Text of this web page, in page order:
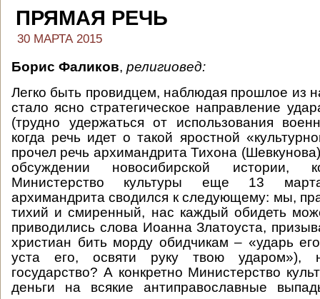
ПРЯМАЯ РЕЧЬ
30 МАРТА 2015
Борис Фаликов, религиовед:
Легко быть провидцем, наблюдая прошлое из
стало ясно стратегическое направление
(трудно удержаться от использования
когда речь идет о такой яростной
прочел речь архимандрита Тихона
обсуждении новосибирской истории,
Министерство культуры еще 13
архимандрита сводился к следующему: мы,
тихий и смиренный, нас каждый обидеть
приводились слова Иоанна Златоуста,
христиан бить морду обидчикам – «ударь
уста его, освяти руку твою ударом»),
государство? А конкретно Министерство
деньги на всякие антиправославные